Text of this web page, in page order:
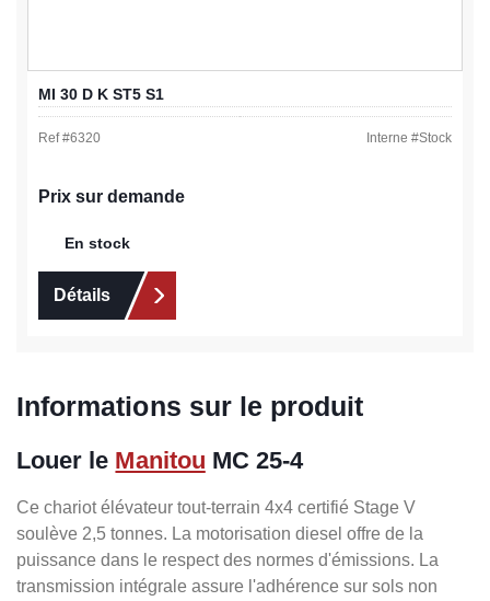
MI 30 D K ST5 S1
Ref #6320 Interne #Stock
Prix sur demande
En stock
Détails
Informations sur le produit
Louer le Manitou MC 25-4
Ce chariot élévateur tout-terrain 4x4 certifié Stage V
soulève 2,5 tonnes. La motorisation diesel offre de la
puissance dans le respect des normes d'émissions. La
transmission intégrale assure l'adhérence sur sols non